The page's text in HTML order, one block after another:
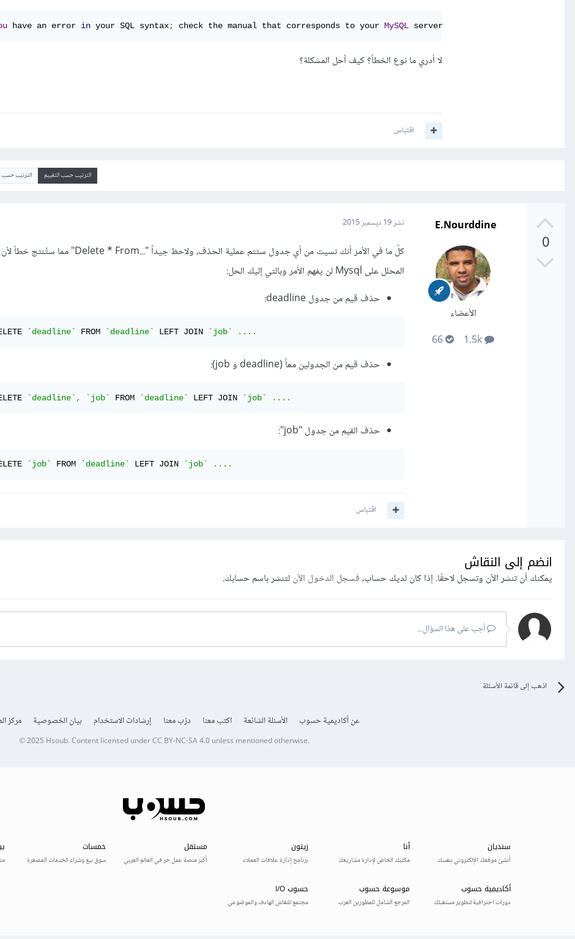
have an error in your SQL syntax; check the manual that corresponds to your MySQL server version
لا أدري ما نوع الخطأ؟ كيف أحل المشكلة؟
اقتباس
الترتيب حسب التقييم الترتيب حسب
0
E.Nourddine
الأعضاء
نشر19 ديسمبر 2015
كلّ ما في الأمر أنك نسيت من أي جدول ستتم عملية الحذف، ولاحظ جيداً "...Delete * From" مما ستُنتج خطأ لأن
المحلل على Mysql لن يفهم الأمر وبالتي إليك الحل:
حذف قيم من جدول deadline:
`deadline` FROM `deadline` LEFT JOIN `job` ....
حذف قيم من الجدولين معاً (deadline وَ job):
`deadline` , `job` FROM `deadline` LEFT JOIN `job` ....
حذف القيم من جدول "job":
`job` FROM `deadline` LEFT JOIN `job` ....
اقتباس
انضم إلى النقاش
يمكنك أن تنشر الآن وتسجل لاحقًا. إذا كان لديك حساب،فسجل الدخول الآنلتنشر باسم حسابك.
أجب على هذا السؤال...
اذهب إلى قائمة الأسئلة
عن أكاديمية حسوب الأسئلة الشائعة اكتب معنا درّب معنا إرشادات الاستخدام بيان الخصوصية مركز
© 2025 Hsoub.Content licensed underCC BY-NC-SA 4.0unless mentioned otherwise.